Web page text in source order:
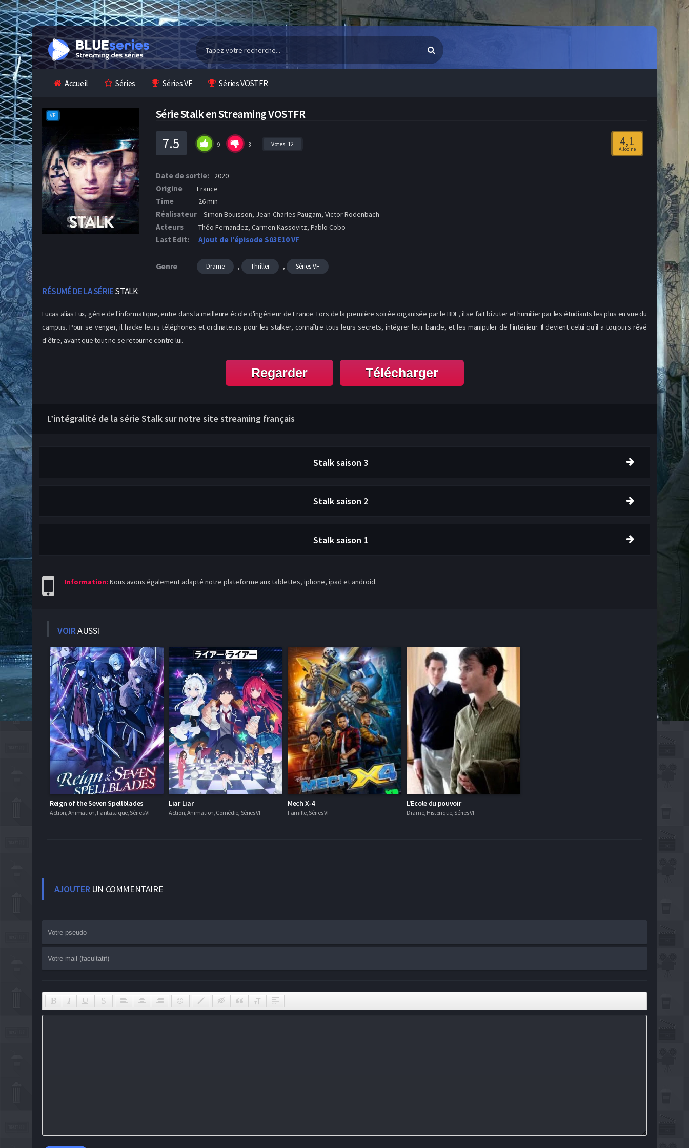
Accueil Séries Séries VF Séries VOSTFR
VF Série Stalk en Streaming VOSTFR
7.5 9 3 Votes: 12 4,1
Allocine
Date de sortie: 2020
Origine France
Time 26 min
Réalisateur Simon Bouisson, Jean-Charles Paugam, Victor Rodenbach
Acteurs Théo Fernandez, Carmen Kassovitz, Pablo Cobo
Last Edit: Ajout de l'épisode S03E10 VF
Genre Drame , Thriller , Séries VF
RÉSUMÉ DE LA SÉRIESTALK:
Lucas alias Lux, génie de l'informatique, entre dans la meilleure école d'ingénieur de France. Lors de la première soirée organisée par le BDE, il se fait bizuter et humilier par les étudiants les plus en vue du
campus. Pour se venger, il hacke leurs téléphones et ordinateurs pour les stalker, connaître tous leurs secrets, intégrer leur bande, et les manipuler de l'intérieur. Il devient celui qu'il a toujours rêvé
d'être, avant que tout ne se retourne contre lui.
Regarder Télécharger
L’intégralité de la série Stalk sur notre site streaming français
Stalksaison 3
Stalksaison 2
Stalksaison 1
Information: Nous avons également adapté notre plateforme aux tablettes, iphone, ipad et android.
VOIRAUSSI
Reign of the Seven Spellblades
Action, Animation, Fantastique, Séries VF
Liar Liar
Action, Animation, Comédie, Séries VF
Mech X-4
Famille, Séries VF
L'Ecole du pouvoir
Drame, Historique, Séries VF
AJOUTERUN COMMENTAIRE